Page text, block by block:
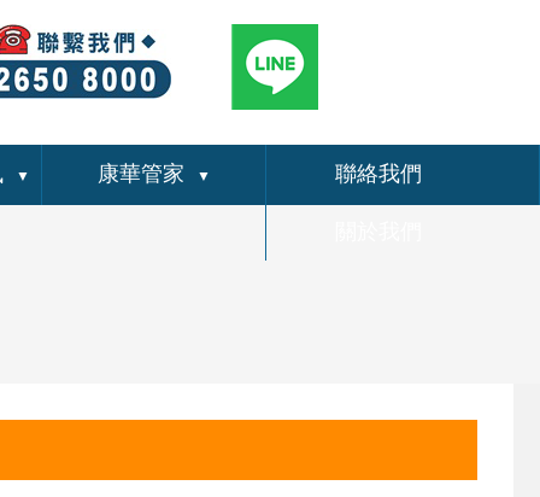
▼ 康華管家 ▼ 聯絡我們